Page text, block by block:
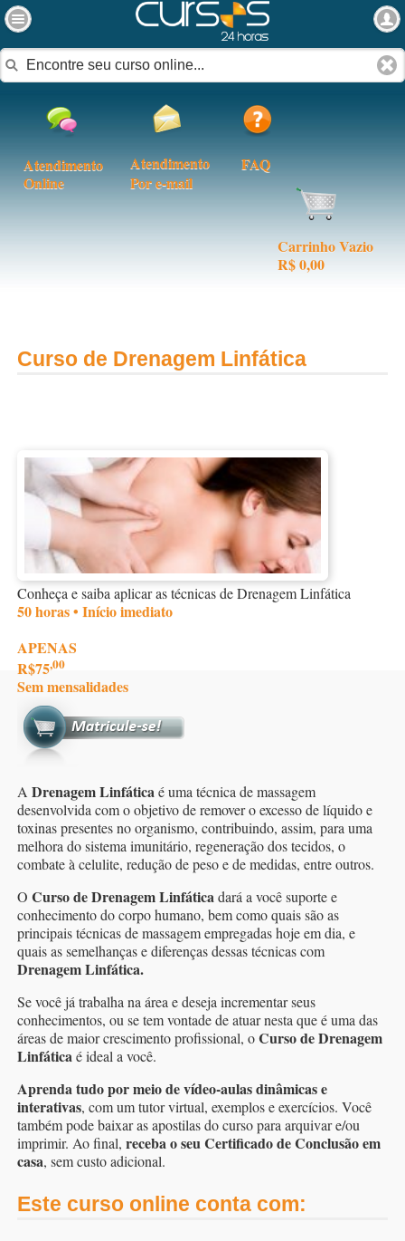
Atendimento
Online
Atendimento
Por e-mail
FAQ
Carrinho Vazio
R$ 0,00
Curso de Drenagem Linfática
Conheça e saiba aplicar as técnicas de Drenagem Linfática
50 horas • Início imediato
APENAS
R$75,00
Sem mensalidades
A Drenagem Linfáticaé uma técnica de massagem
desenvolvida com o objetivo de remover o excesso de líquido e
toxinas presentes no organismo, contribuindo, assim, para uma
melhora do sistema imunitário, regeneração dos tecidos, o
combate à celulite, redução de peso e de medidas, entre outros.
O Curso de Drenagem Linfáticadará a você suporte e
conhecimento do corpo humano, bem como quais são as
principais técnicas de massagem empregadas hoje em dia, e
quais as semelhanças e diferenças dessas técnicas com
Drenagem Linfática.
Se você já trabalha na área e deseja incrementar seus
conhecimentos, ou se tem vontade de atuar nesta que é uma das
áreas de maior crescimento profissional, oCurso de Drenagem
Linfáticaé ideal a você.
Aprenda tudo por meio de vídeo-aulas dinâmicas e
interativas, com um tutor virtual, exemplos e exercícios. Você
também pode baixar as apostilas do curso para arquivar e/ou
imprimir. Ao final, receba o seu Certificado de Conclusão em
casa, sem custo adicional.
Este curso online conta com: